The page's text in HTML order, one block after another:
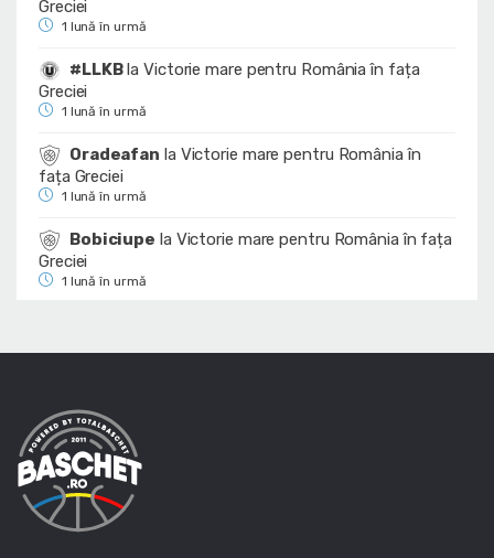
Greciei
1 lună în urmă
#LLKBlaVictorie mare pentru România în fața
Greciei
1 lună în urmă
Oradeafan la Victorie mare pentru România în
fața Greciei
1 lună în urmă
Bobiciupe la Victorie mare pentru România în fața
Greciei
1 lună în urmă